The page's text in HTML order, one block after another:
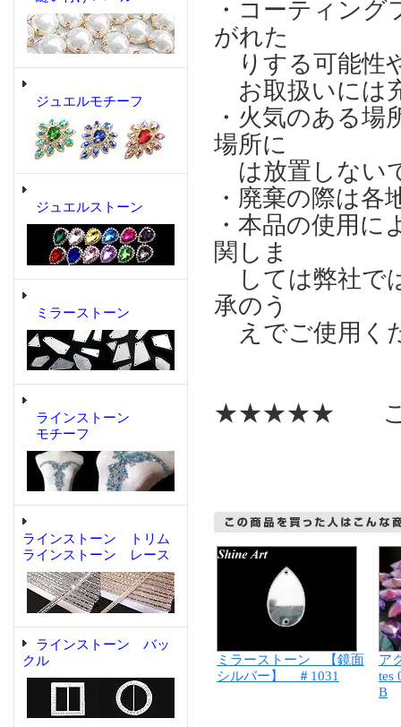
ジュエルモチーフ
ジュエルストーン
ミラーストーン
ラインストーン
モチーフ
ラインストーン トリム
ラインストーン レース
ラインストーン バッ
クル
・コーティン
がれた
りする可能性
お取扱いには
・火気のある場
場所に
は放置しない
・廃棄の際は
・本品の使用
関しま
しては弊社で
承のう
えでご使用く
★★★★★ こ
ミラーストーン 【鏡面
シルバー】 ＃1031
ア
tes
B